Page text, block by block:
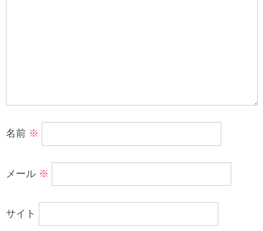
名前 ※
メール ※
サイト